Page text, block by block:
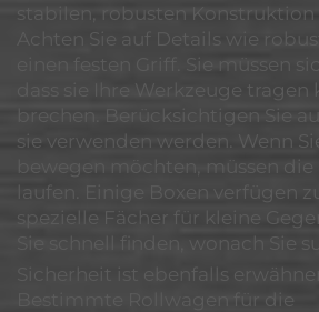
stabilen, robusten Konstruktion
Achten Sie auf Details wie
einen festen Griff. Sie müssen
dass sie Ihre Werkzeuge tragen
brechen. Berücksichtigen Sie
sie verwenden werden. Wenn
bewegen möchten, müssen die
laufen. Einige Boxen verfügen
spezielle Fächer für kleine
Sie schnell finden, wonach Sie
Sicherheit ist ebenfalls
Bestimmte Rollwagen für die